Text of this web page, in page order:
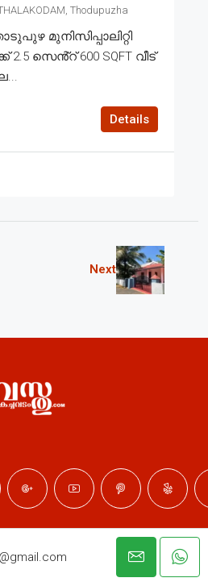
Thodupuzha
മുനിസിപ്പാലിറ്റി
സെൻ്റ് 600 SQFT വീട്
Details
Next
- All rights reserved